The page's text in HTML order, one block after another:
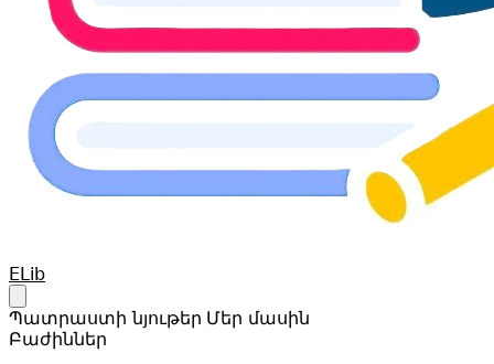
Your Company
ELib
Պատրաստի նյութեր Մեր մասին
Բաժիններ